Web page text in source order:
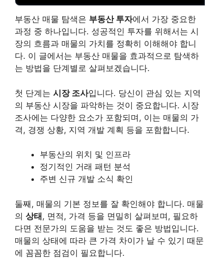
부동산 매물 탐색은 부동산 투자에서 가장 중요한
과정 중 하나입니다. 성공적인 투자를 위해서는 시
장의 흐름과 매물의 가치를 정확히 이해해야 합니
다. 이 글에서는 부동산 매물을 효과적으로 탐색하
는 방법을 단계별로 살펴보겠습니다.
첫 단계는 시장 조사입니다. 당신이 관심 있는 지역
의 부동산 시장을 파악하는 것이 중요합니다. 시장
조사에는 다양한 요소가 포함되며, 이는 매물의 가
격, 경쟁 상황, 지역 개발 계획 등을 포함합니다.
부동산의 위치 및 인프라
정기적인 거래 패턴 분석
주변 신규 개발 소식 확인
둘째, 매물의 기본 정보를 잘 확인해야 합니다. 매물
의 상태, 면적, 가격 등을 면밀히 살펴보며, 필요하
다면 전문가의 도움을 받는 것도 좋은 방법입니다.
매물의 상태에 따라 큰 가격 차이가 날 수 있기 때문
에 꼼꼼한 점검이 필요합니다.